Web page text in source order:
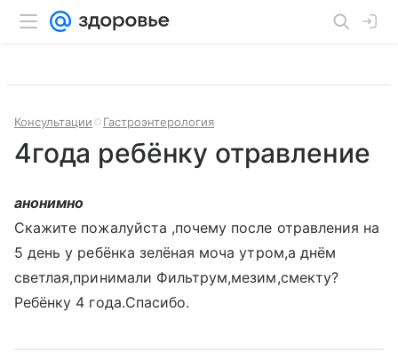
Консультации Гастроэнтерология
4года ребёнку отравление
анонимно
Скажите пожалуйста ,почему после отравления на
5 день у ребёнка зелёная моча утром,а днём
светлая,принимали Фильтрум,мезим,смекту?
Ребёнку 4 года.Спасибо.